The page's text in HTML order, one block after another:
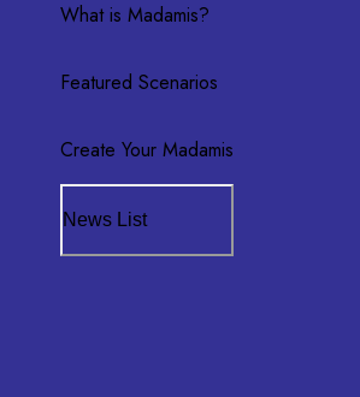
What is Madamis?
Featured Scenarios
Create Your Madamis
News List